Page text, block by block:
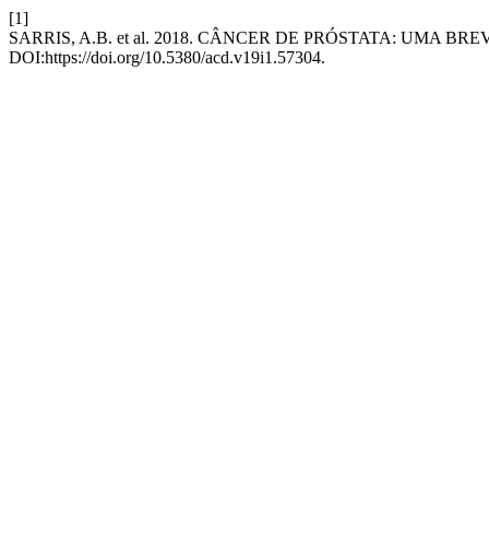
[1]
SARRIS, A.B. et al. 2018. CÂNCER DE PRÓSTATA: UMA
DOI:https://doi.org/10.5380/acd.v19i1.57304.